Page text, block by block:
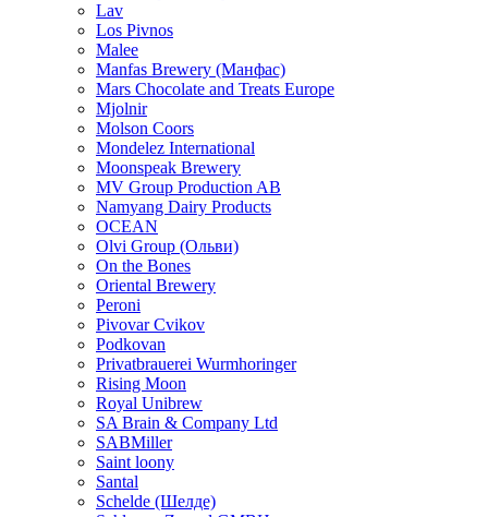
Lav
Los Pivnos
Malee
Manfas Brewery (Манфас)
Mars Chocolate and Treats Europe
Mjolnir
Molson Coors
Mondelez International
Moonspeak Brewery
MV Group Production AB
Namyang Dairy Products
OCEAN
Olvi Group (Ольви)
On the Bones
Oriental Brewery
Peroni
Pivovar Cvikov
Podkovan
Privatbrauerei Wurmhoringer
Rising Moon
Royal Unibrew
SA Brain & Company Ltd
SABMiller
Saint loony
Santal
Schelde (Шелде)